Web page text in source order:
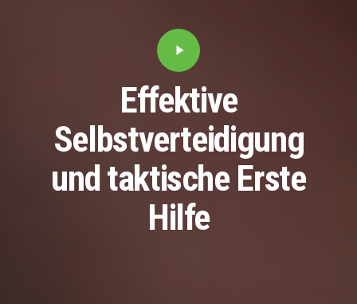
Effektive
Selbstverteidigung
undtaktische Erste
Hilfe